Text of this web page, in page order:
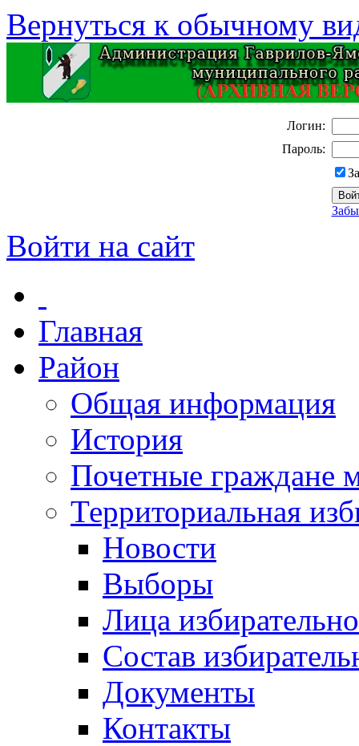
Вернуться к обычному
Логин:
Пароль:
Войти на сайт
Главная
Район
Общая информация
История
Почетные граждане
Территориальная
Новости
Выборы
Лица
Состав
Документы
Контакты